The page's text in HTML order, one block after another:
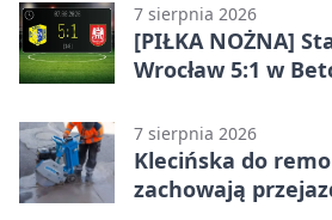
7 sierpnia 2026
[PIŁKA NOŻNA]
Wrocław 5:1 w
porażka wrocławian
7 sierpnia 2026
Klecińska do
zachowają